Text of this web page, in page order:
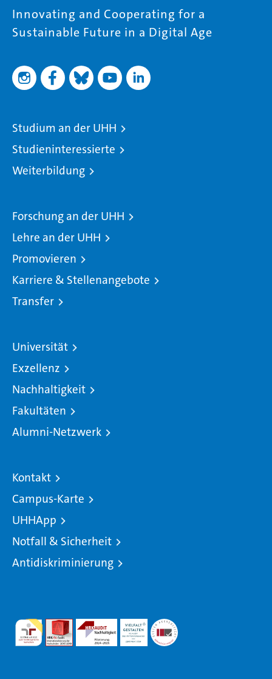
Innovating and Cooperating for a
Sustainable Future in a Digital Age
Studium an der UHH
Studieninteressierte
Weiterbildung
Forschung an der UHH
Lehre an der UHH
Promovieren
Karriere & Stellenangebote
Transfer
Universität
Exzellenz
Nachhaltigkeit
Fakultäten
Alumni-Netzwerk
Kontakt
Campus-Karte
UHHApp
Notfall & Sicherheit
Antidiskriminierung